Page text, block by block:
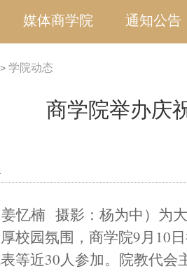
媒体商学院 通知公告
学院动态
商学院举办庆
姜忆楠 摄影：杨为中）为
校园氛围，商学院9月 10
等近30人参加。院教代会